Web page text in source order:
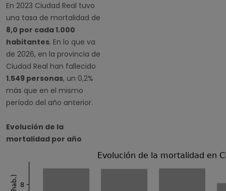
En 2023 Ciudad Real tuvo
una tasa de mortalidad de
8,0 por cada 1.000
habitantes. En lo que va
de 2026, en la provincia de
Ciudad Real han fallecido
1.549 personas, un 0,2%
más que en el mismo
período del año anterior.
Evolución de la
mortalidad por año
8
Evolución de la mortalidad en